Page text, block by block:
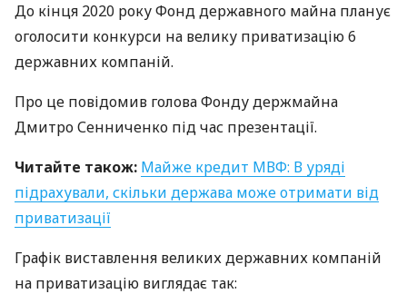
До кінця 2020 року Фонд державного майна планує
оголосити конкурси на велику приватизацію 6
державних компаній.
Про це повідомив голова Фонду держмайна
Дмитро Сенниченко під час презентації.
Читайте також: Майже кредит МВФ: В уряді
підрахували, скільки держава може отримати від
приватизації
Графік виставлення великих державних компаній
на приватизацію виглядає так: